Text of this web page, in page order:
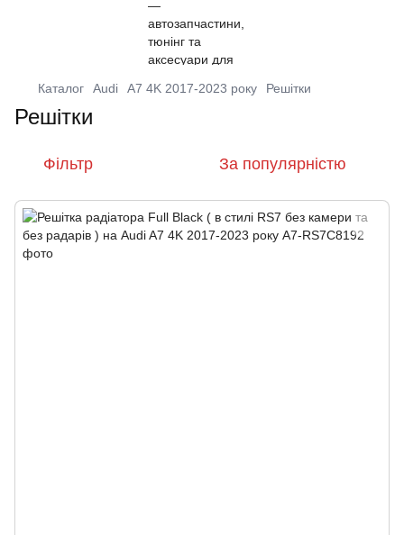
Каталог Audi A7 4K 2017-2023 року Решітки
Решітки
Фільтр За популярністю